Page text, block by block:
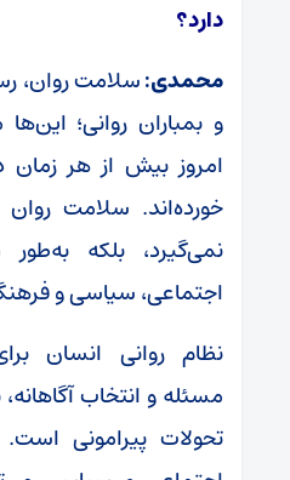
دارد؟
محمدی:سلامت روان،
و بمباران روانی؛
امروز بیش از هر زمان
خورده‌اند. سلامت
نمی‌گیرد، بلکه
اجتماعی، سیاسی و
نظام روانی انسان
مسئله و انتخاب
تحولات پیرامونی است.